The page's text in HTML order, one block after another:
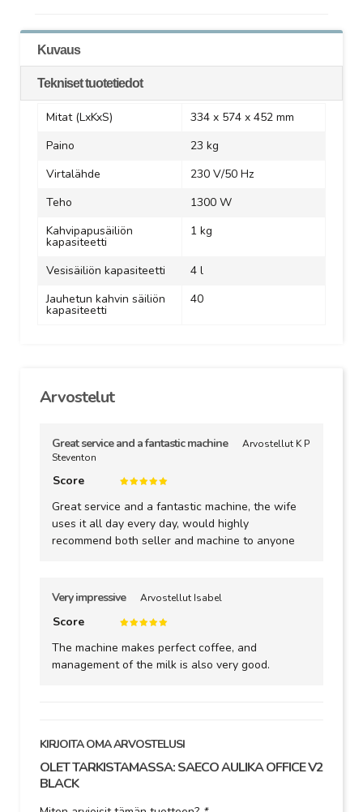
Kuvaus
Tekniset tuotetiedot
Mitat (LxKxS)
334 x 574 x 452 mm
Paino
23 kg
Virtalähde
230 V/50 Hz
Teho
1300 W
Kahvipapusäiliön
kapasiteetti
1 kg
Vesisäiliön kapasiteetti
4 l
Jauhetun kahvin säiliön
kapasiteetti
40
Arvostelut
Great service and a fantastic machine
Arvostellut K P
Steventon
Score
Great service and a fantastic machine, the wife
uses it all day every day, would highly
recommend both seller and machine to anyone
Very impressive Arvostellut Isabel
Score
The machine makes perfect coffee, and
management of the milk is also very good.
KIRJOITA OMA ARVOSTELUSI
OLET TARKISTAMASSA:SAECO AULIKA OFFICE V2
BLACK